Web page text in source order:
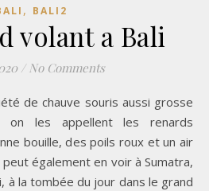
, BALI2
volant a Bali
/ No Comments
on les appellent les renards
bouille, des poils roux et un air
également en voir à Sumatra,
à la tombée du jour dans le grand